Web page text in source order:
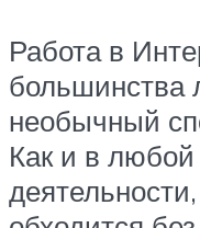
Работа в
большинства
необычный
Как и в